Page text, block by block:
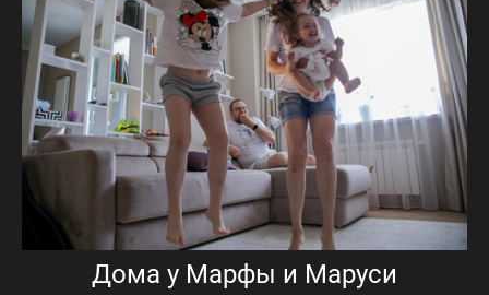
Дома у Марфы и Маруси